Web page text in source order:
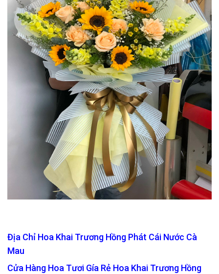
Địa Chỉ Hoa Khai Trương Hồng Phát Cái Nước Cà
Mau
Cửa Hàng Hoa Tươi Gía Rẻ Hoa Khai Trương Hồng